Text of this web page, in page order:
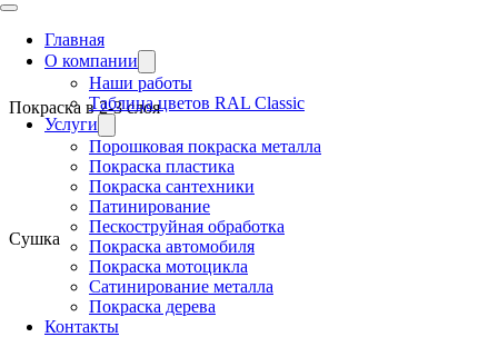
Главная
О компании
Наши работы
Таблица цветов RAL Classic
Услуги
Порошковая покраска металла
Покраска пластика
Покраска сантехники
Патинирование
Пескоструйная обработка
Покраска автомобиля
Покраска мотоцикла
Сатинирование металла
Покраска дерева
Контакты
Покраска в 2-3 слоя
Сушка